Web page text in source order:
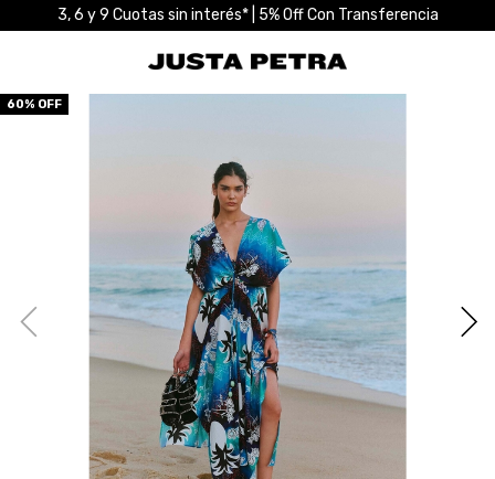
3, 6 y 9 Cuotas sin interés* | 5% Off Con Transferencia
60% OFF